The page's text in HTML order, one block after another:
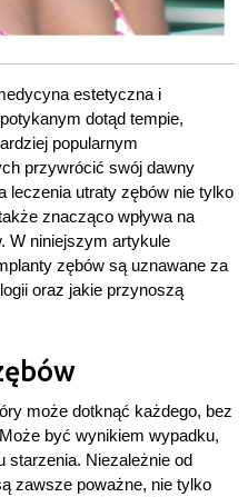
estetyczna i
dotąd tempie,
popularnym
przywrócić swój dawny
leczenia utraty zębów nie tylko
znacząco wpływa na
W niniejszym artykule
zębów są uznawane za
oraz jakie przynoszą
może dotknąć każdego, bez
być wynikiem wypadku,
starzenia. Niezależnie od
zawsze poważne, nie tylko